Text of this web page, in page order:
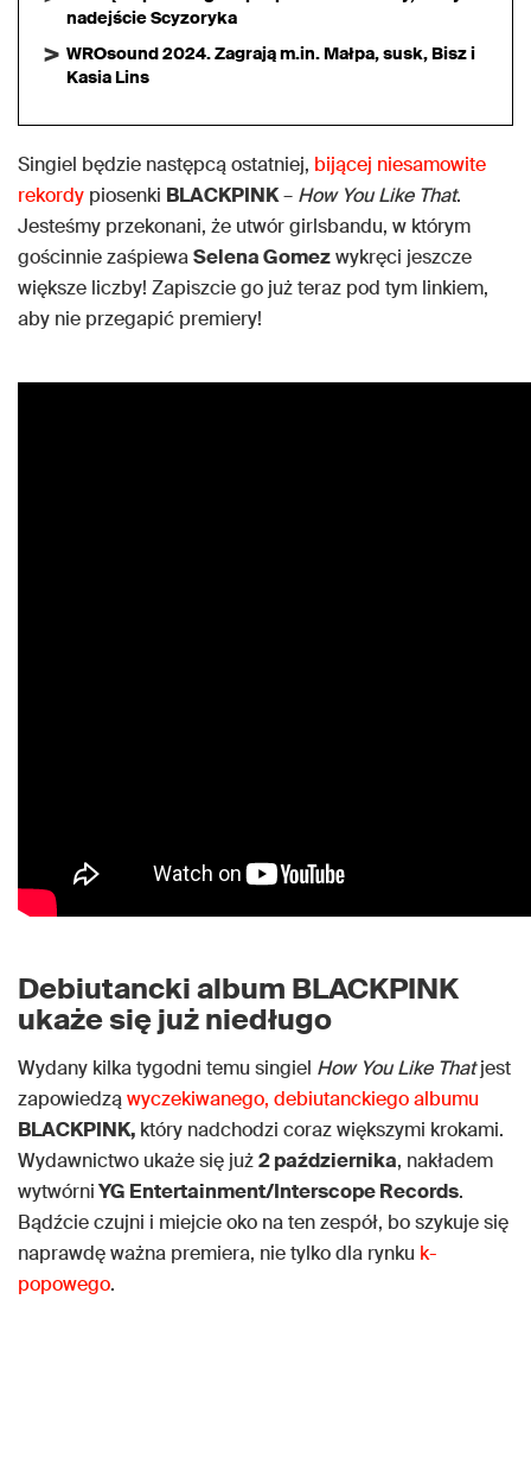
nadejście Scyzoryka
WROsound 2024. Zagrają m.in. Małpa, susk, Bisz i
Kasia Lins
Singiel będzie następcą ostatniej, bijącej niesamowite
rekordy piosenki BLACKPINK– How You Like That.
Jesteśmy przekonani, że utwór girlsbandu, w którym
gościnnie zaśpiewaSelena Gomezwykręci jeszcze
większe liczby! Zapiszcie go już teraz pod tym linkiem,
aby nie przegapić premiery!
Debiutancki album BLACKPINK
ukaże się już niedługo
Wydany kilka tygodni temu singiel How You Like Thatjest
zapowiedząwyczekiwanego, debiutanckiego albumu
BLACKPINK, który nadchodzi coraz większymi krokami.
Wydawnictwo ukaże się już2 października, nakładem
wytwórniYG Entertainment/Interscope Records.
Bądźcie czujni i miejcie oko na ten zespół, bo szykuje się
naprawdę ważna premiera, nie tylko dla rynku k-
popowego.